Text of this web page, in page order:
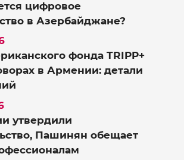
цифровое
в Азербайджане?
фонда TRIPP+
в Армении: детали
утвердили
Пашинян обещает